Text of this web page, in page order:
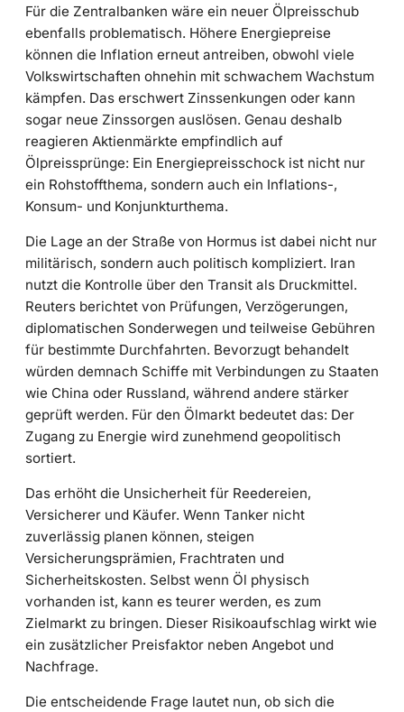
Für die Zentralbanken wäre ein neuer Ölpreisschub
ebenfalls problematisch. Höhere Energiepreise
können die Inflation erneut antreiben, obwohl viele
Volkswirtschaften ohnehin mit schwachem Wachstum
kämpfen. Das erschwert Zinssenkungen oder kann
sogar neue Zinssorgen auslösen. Genau deshalb
reagieren Aktienmärkte empfindlich auf
Ölpreissprünge: Ein Energiepreisschock ist nicht nur
ein Rohstoffthema, sondern auch ein Inflations-,
Konsum- und Konjunkturthema.
Die Lage an der Straße von Hormus ist dabei nicht nur
militärisch, sondern auch politisch kompliziert. Iran
nutzt die Kontrolle über den Transit als Druckmittel.
Reuters berichtet von Prüfungen, Verzögerungen,
diplomatischen Sonderwegen und teilweise Gebühren
für bestimmte Durchfahrten. Bevorzugt behandelt
würden demnach Schiffe mit Verbindungen zu Staaten
wie China oder Russland, während andere stärker
geprüft werden. Für den Ölmarkt bedeutet das: Der
Zugang zu Energie wird zunehmend geopolitisch
sortiert.
Das erhöht die Unsicherheit für Reedereien,
Versicherer und Käufer. Wenn Tanker nicht
zuverlässig planen können, steigen
Versicherungsprämien, Frachtraten und
Sicherheitskosten. Selbst wenn Öl physisch
vorhanden ist, kann es teurer werden, es zum
Zielmarkt zu bringen. Dieser Risikoaufschlag wirkt wie
ein zusätzlicher Preisfaktor neben Angebot und
Nachfrage.
Die entscheidende Frage lautet nun, ob sich die